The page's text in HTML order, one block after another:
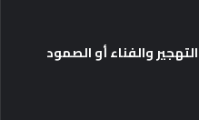
والفناء أو الصمود